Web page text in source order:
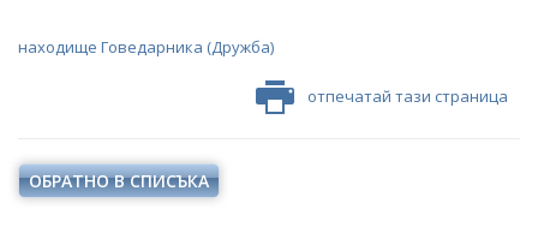
ПРЯКО ИЗЛЪЧВАНЕ НА ЗАСЕДАНИЯТА НА
ОБЩЕСТВЕНИЯ СЪВЕТ ПО ЕНЕРГЕТИКА
ПРОЕКТИ ОТ ОБЩ ИНТЕРЕС
ДРУГИ ЗНАЧИМИ ПРОЕКТИ
ВЪЗОБНОВЯЕМА ЕНЕРГИЯ"
ВЪЗОБНОВЯЕМИ ЕНЕРГИЙНИ ИЗТОЧНИЦИ
находище Говедарника (Дружба)
отпечатай тази страница
ОБРАТНО В СПИСЪКА